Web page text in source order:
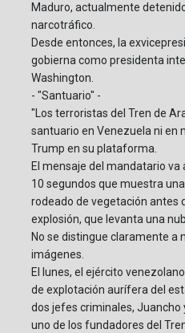
Maduro, actualmente
narcotráfico.
Desde entonces, la
gobierna como presidenta
Washington.
- "Santuario" -
"Los terroristas del Tren de
santuario en Venezuela ni en
Trump en su plataforma.
El mensaje del mandatario
10 segundos que muestra
rodeado de vegetación antes
explosión, que levanta una
No se distingue claramente a
imágenes.
El lunes, el ejército
de explotación aurífera del
dos jefes criminales,
uno de los fundadores del